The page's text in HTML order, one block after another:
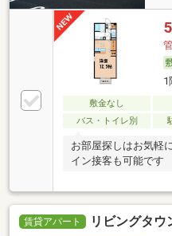
1
敷金なし
バス・トイレ別
お部屋探しはお気軽
イン接客も可能です
賃貸アパート リビングタ